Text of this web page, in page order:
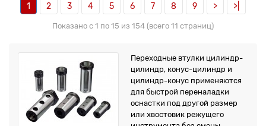
1 2 3 4 5 6 7 8 9 > >|
Показано с 1 по 15 из 154 (всего 11 страниц)
Переходные втулки цилиндр-
цилиндр, конус-цилиндр и
цилиндр-конус применяются
для быстрой переналадки
оснастки под другой размер
или хвостовик режущего